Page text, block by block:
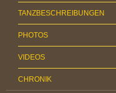
TANZBESCHREIBUNGEN
PHOTOS
VIDEOS
CHRONIK